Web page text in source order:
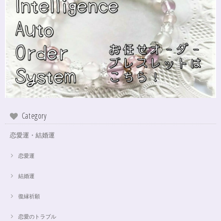
Category
恋愛運・結婚運
恋愛運
結婚運
復縁祈願
恋愛のトラブル